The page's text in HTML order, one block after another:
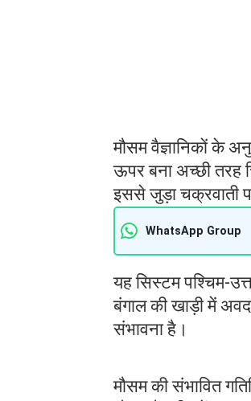
मौसम वैज्ञानिकों के
ऊपर बना अच्छी तरह
इससे जुड़ा चक्रवाती
WhatsApp Group
यह सिस्टम पश्चिम-
बंगाल की खाड़ी में
संभावना है।
मौसम की संभावित